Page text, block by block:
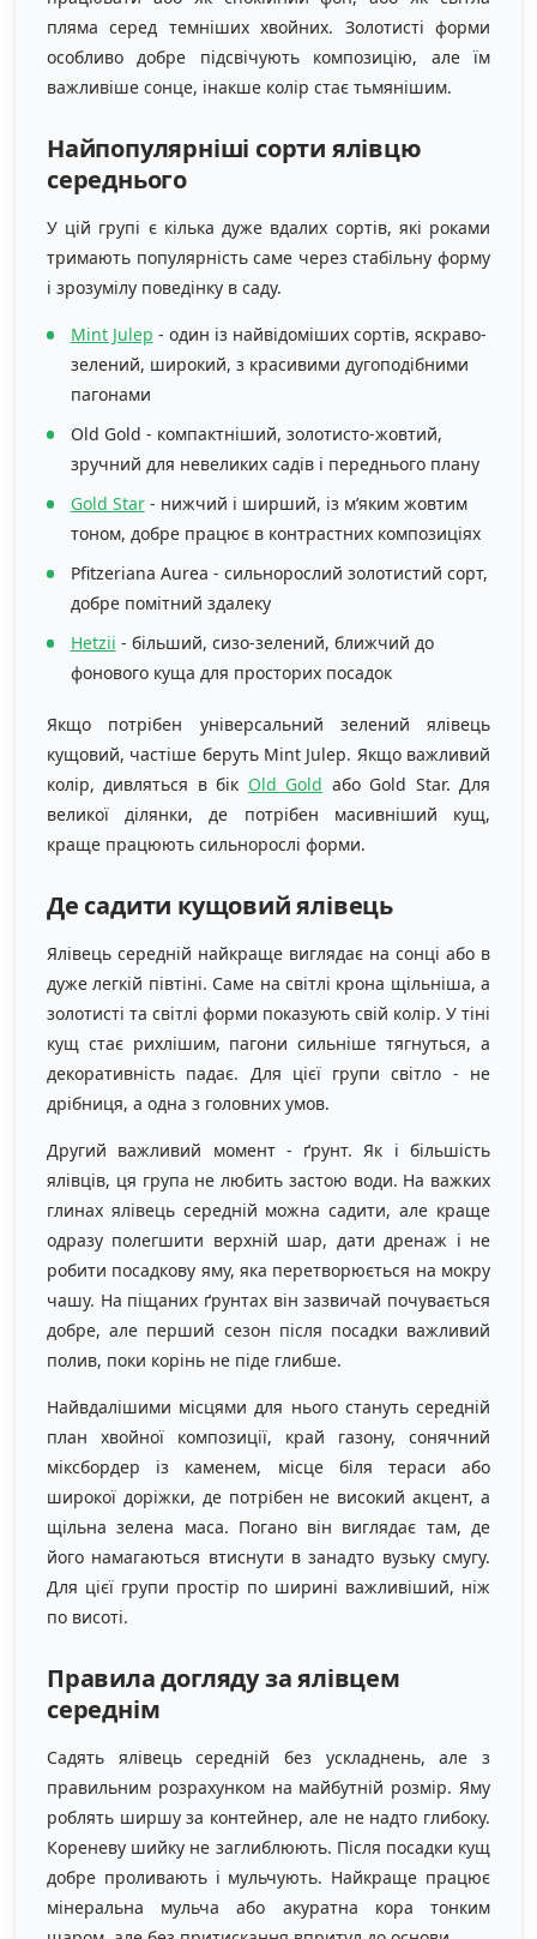
пляма серед темніших хвойних. Золотисті форми
особливо добре підсвічують композицію, але їм
важливіше сонце, інакше колір стає тьмянішим.
Найпопулярніші сорти ялівцю
середнього
У цій групі є кілька дуже вдалих сортів, які роками
тримають популярність саме через стабільну форму
і зрозумілу поведінку в саду.
Mint Julep - один із найвідоміших сортів, яскраво-
зелений, широкий, з красивими дугоподібними
пагонами
Old Gold - компактніший, золотисто-жовтий,
зручний для невеликих садів і переднього плану
Gold Star- нижчий і ширший, із м’яким жовтим
тоном, добре працює в контрастних композиціях
Pfitzeriana Aurea - сильнорослий золотистий сорт,
добре помітний здалеку
Hetzii - більший, сизо-зелений, ближчий до
фонового куща для просторих посадок
Якщо потрібен універсальний зелений ялівець
кущовий, частіше беруть Mint Julep. Якщо важливий
колір, дивляться в бік Old Gold або Gold Star. Для
великої ділянки, де потрібен масивніший кущ,
краще працюють сильнорослі форми.
Де садити кущовий ялівець
Ялівець середній найкраще виглядає на сонці або в
дуже легкій півтіні. Саме на світлі крона щільніша, а
золотисті та світлі форми показують свій колір. У тіні
кущ стає рихлішим, пагони сильніше тягнуться, а
декоративність падає. Для цієї групи світло - не
дрібниця, а одна з головних умов.
Другий важливий момент - ґрунт. Як і більшість
ялівців, ця група не любить застою води. На важких
глинах ялівець середній можна садити, але краще
одразу полегшити верхній шар, дати дренаж і не
робити посадкову яму, яка перетворюється на мокру
чашу. На піщаних ґрунтах він зазвичай почувається
добре, але перший сезон після посадки важливий
полив, поки корінь не піде глибше.
Найвдалішими місцями для нього стануть середній
план хвойної композиції, край газону, сонячний
міксбордер із каменем, місце біля тераси або
широкої доріжки, де потрібен не високий акцент, а
щільна зелена маса. Погано він виглядає там, де
його намагаються втиснути в занадто вузьку смугу.
Для цієї групи простір по ширині важливіший, ніж
по висоті.
Правила догляду за ялівцем
середнім
Садять ялівець середній без ускладнень, але з
правильним розрахунком на майбутній розмір. Яму
роблять ширшу за контейнер, але не надто глибоку.
Кореневу шийку не заглиблюють. Після посадки кущ
добре проливають і мульчують. Найкраще працює
мінеральна мульча або акуратна кора тонким